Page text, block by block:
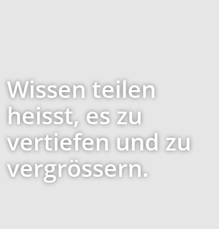
Wissen teilen
heisst, es zu
vertiefen und zu
vergrössern.